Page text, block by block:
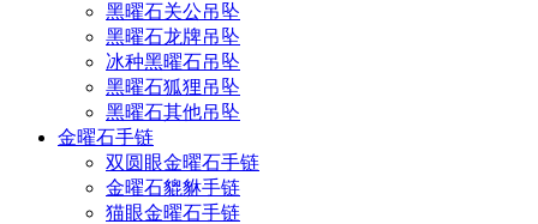
黑曜石关公吊坠
黑曜石龙牌吊坠
冰种黑曜石吊坠
黑曜石狐狸吊坠
黑曜石其他吊坠
金曜石手链
双圆眼金曜石手链
金曜石貔貅手链
猫眼金曜石手链